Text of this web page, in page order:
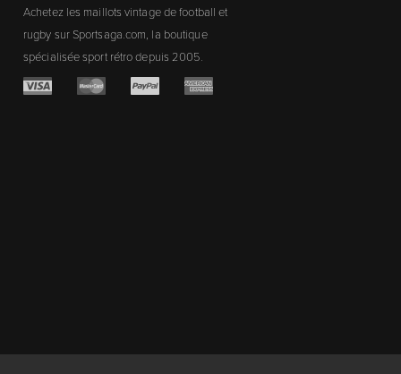
Achetez les maillots vintage de football et
rugby sur Sportsaga.com, la boutique
spécialisée sport rétro depuis 2005.